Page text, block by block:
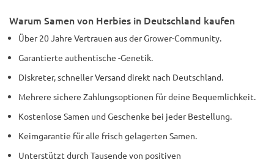
Warum Samen von Herbies in Deutschland kaufen
Über 20 Jahre Vertrauen aus der Grower-Community.
Garantierte authentische -Genetik.
Diskreter, schneller Versand direkt nach Deutschland.
Mehrere sichere Zahlungsoptionen für deine Bequemlichkeit.
Kostenlose Samen und Geschenke bei jeder Bestellung.
Keimgarantie für alle frisch gelagerten Samen.
Unterstützt durch Tausende von positiven